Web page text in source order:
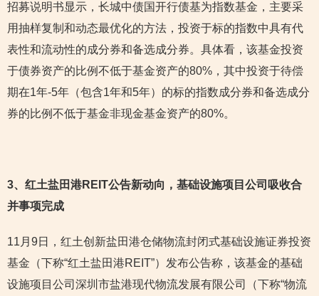
招募说明书显示，长城中债国开行债基为指数基金，主要采
用抽样复制和动态最优化的方法，投资于标的指数中具有代
表性和流动性的成分券和备选成分券。具体看，该基金投资
于债券资产的比例不低于基金资产的80%，其中投资于待偿
期在1年-5年（包含1年和5年）的标的指数成分券和备选成分
券的比例不低于基金非现金基金资产的80%。
3、红土盐田港REIT公告新动向，基础设施项目公司吸收合
并事项完成
11月9日，红土创新盐田港仓储物流封闭式基础设施证券投资
基金（下称“红土盐田港REIT”）发布公告称，该基金的基础
设施项目公司深圳市盐港现代物流发展有限公司（下称“物流